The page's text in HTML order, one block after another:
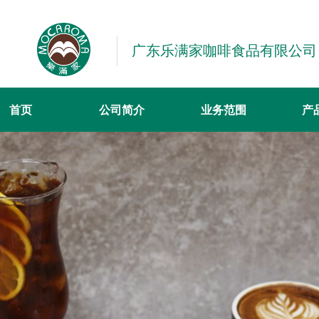
广东乐满家咖啡食品有限公司
首页 公司简介 业务范围 产